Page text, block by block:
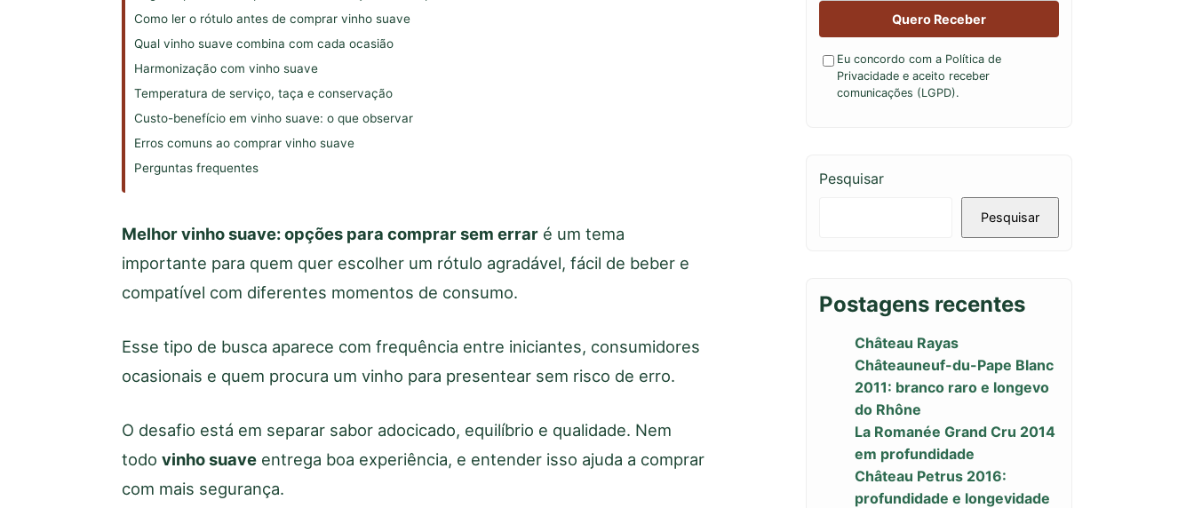
Como ler o rótulo antes de comprar vinho suave
Qual vinho suave combina com cada ocasião
Harmonização com vinho suave
Temperatura de serviço, taça e conservação
Custo-benefício em vinho suave: o que observar
Erros comuns ao comprar vinho suave
Perguntas frequentes
Melhor vinho suave: opções para comprar sem errar é um tema
importante para quem quer escolher um rótulo agradável, fácil de beber e
compatível com diferentes momentos de consumo.
Esse tipo de busca aparece com frequência entre iniciantes, consumidores
ocasionais e quem procura um vinho para presentear sem risco de erro.
O desafio está em separar sabor adocicado, equilíbrio e qualidade. Nem
todo vinho suave entrega boa experiência, e entender isso ajuda a comprar
com mais segurança.
Quero Receber
Eu concordo com a Política de
Privacidade e aceito receber
comunicações (LGPD).
Pesquisar
Pesquisar
Postagens recentes
Château Rayas
Châteauneuf-du-Pape Blanc
2011: branco raro e longevo
do Rhône
La Romanée Grand Cru 2014
em profundidade
Château Petrus 2016:
profundidade e longevidade